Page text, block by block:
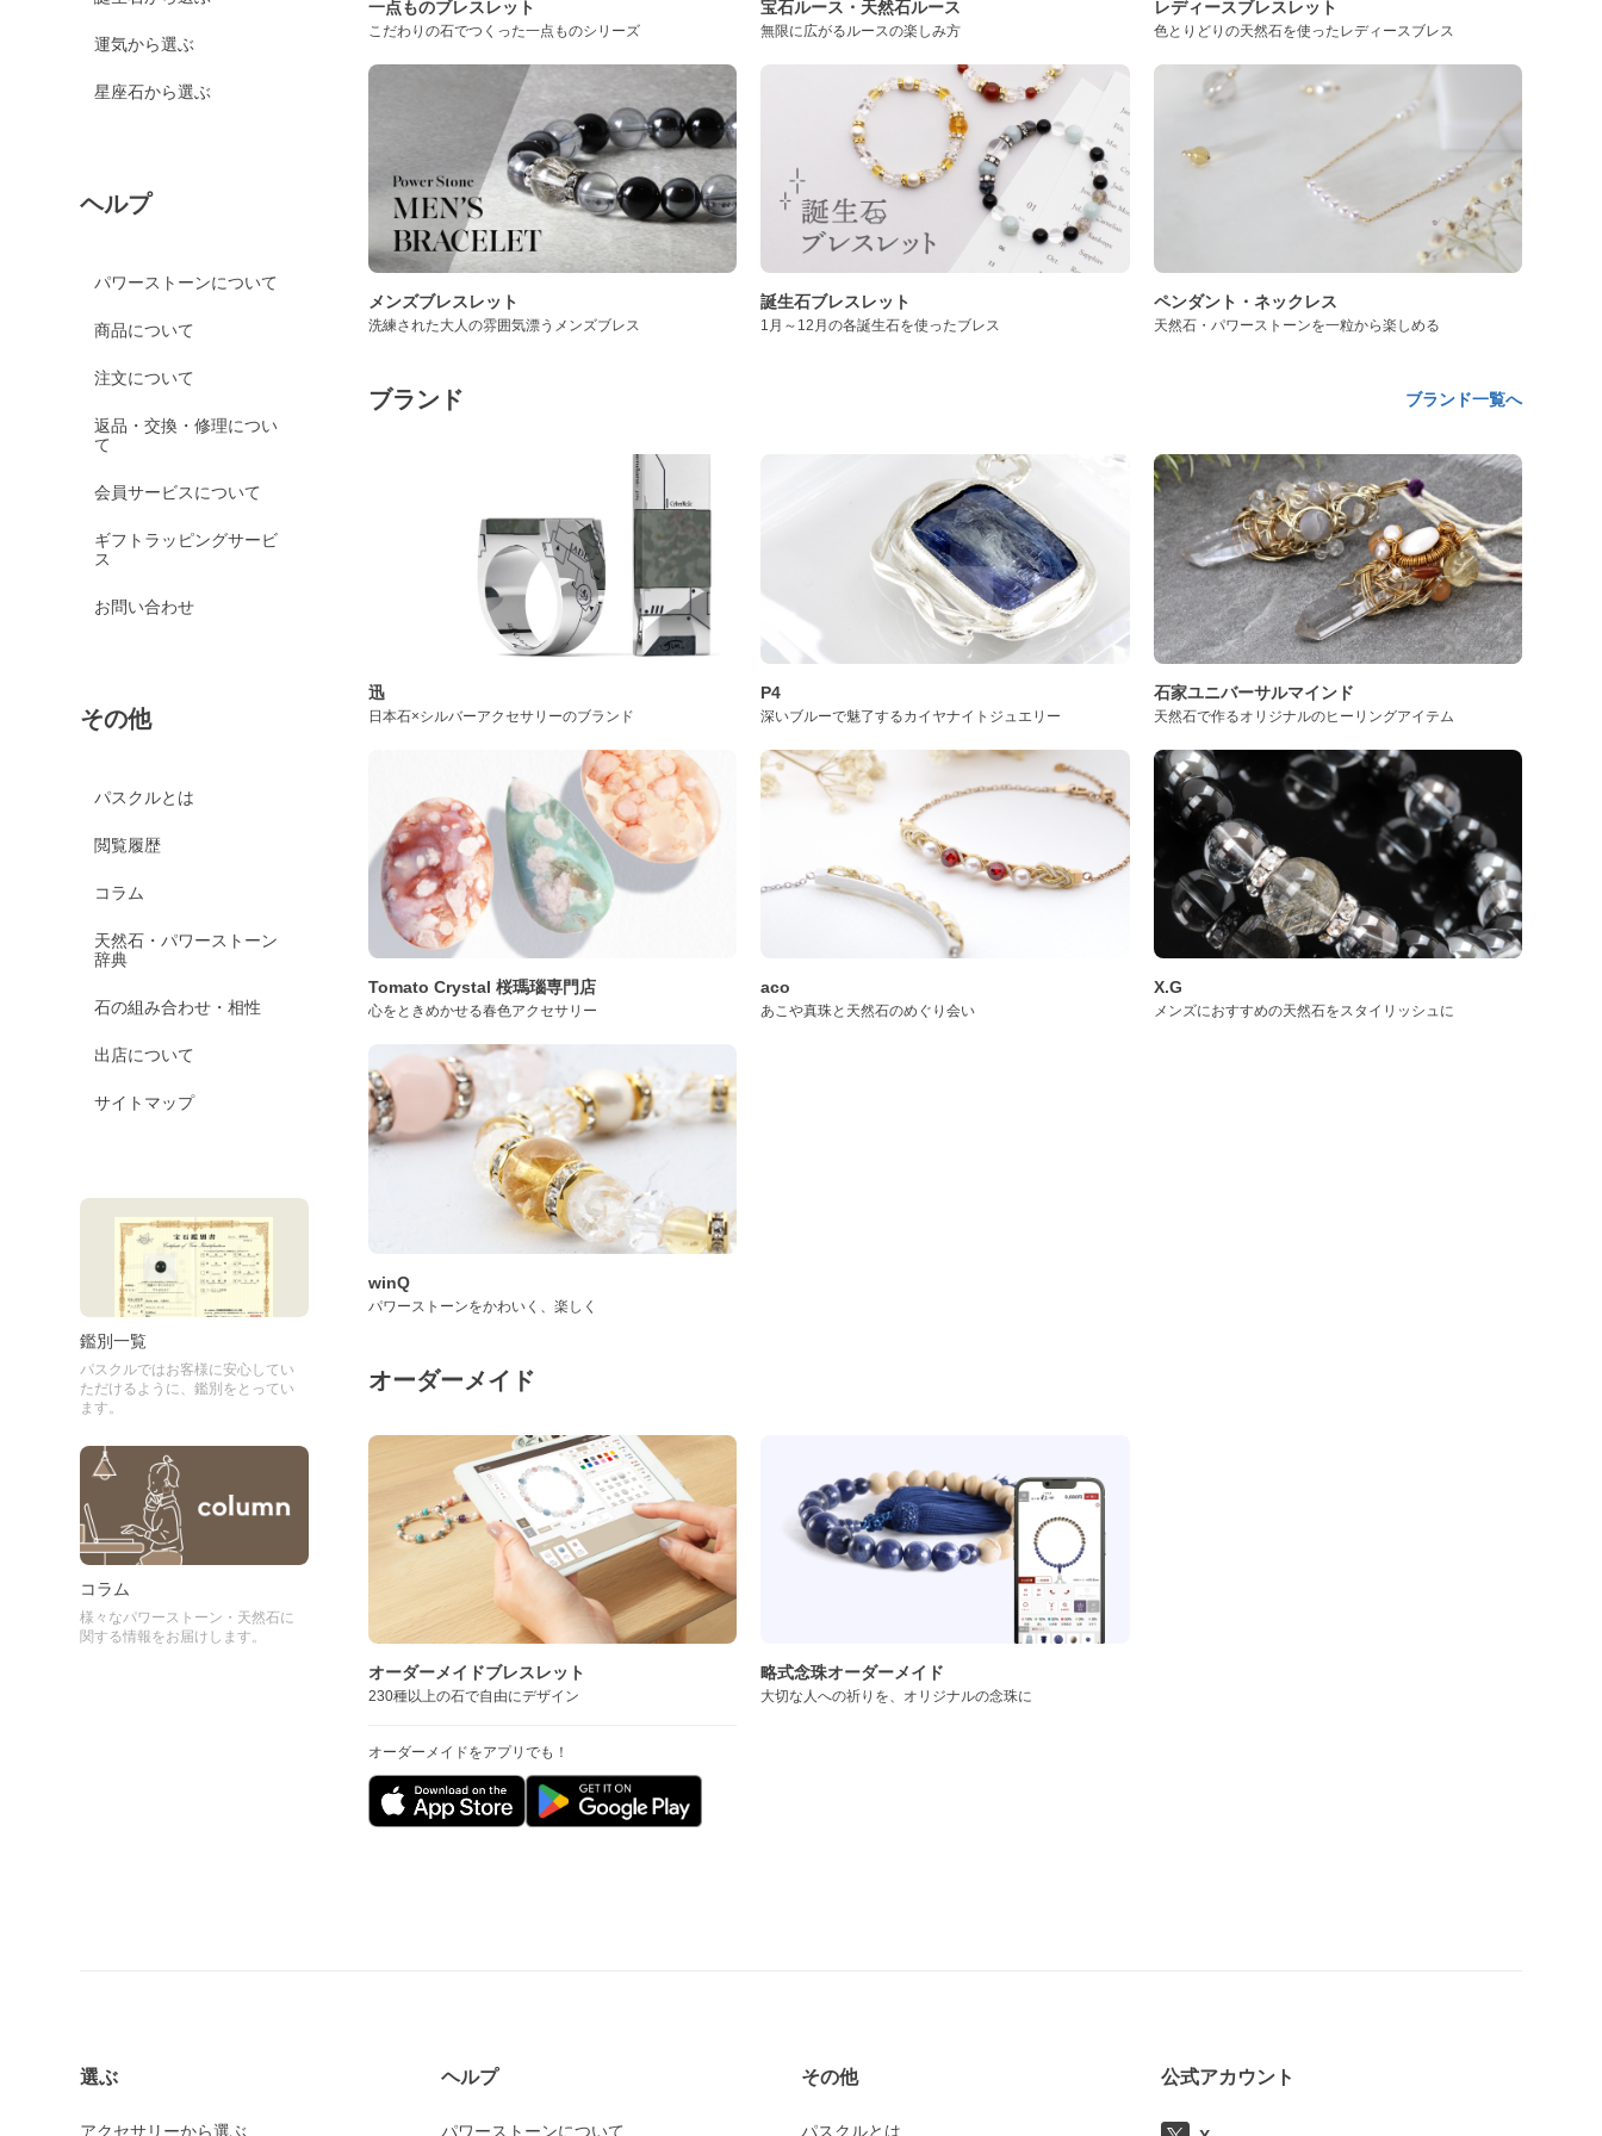
運気から選ぶ
星座石から選ぶ
ヘルプ
パワーストーンについて
商品について
注文について
返品・交換・修理につい
て
会員サービスについて
ギフトラッピングサービ
ス
お問い合わせ
その他
パスクルとは
閲覧履歴
コラム
天然石・パワーストーン
辞典
石の組み合わせ・相性
出店について
サイトマップ
鑑別一覧
パスクルではお客様に安心してい
ただけるように、鑑別をとってい
ます。
コラム
様々なパワーストーン・天然石に
関する情報をお届けします。
一点ものブレスレット
こだわりの石でつくった一点ものシリーズ
宝石ルース・天然石ルース
無限に広がるルースの楽しみ方
レディースブレスレット
色とりどりの天然石を使ったレディースブレス
メンズブレスレット
洗練された大人の雰囲気漂うメンズブレス
誕生石ブレスレット
1月～12月の各誕生石を使ったブレス
ペンダント・ネックレス
天然石・パワーストーンを一粒から楽しめる
ブランド ブランド一覧へ
迅
日本石×シルバーアクセサリーのブランド
P4
深いブルーで魅了するカイヤナイトジュエリー
石家ユニバーサルマインド
天然石で作るオリジナルのヒーリングアイテム
Tomato Crystal 桜瑪瑙専門店
心をときめかせる春色アクセサリー
aco
あこや真珠と天然石のめぐり会い
X.G
メンズにおすすめの天然石をスタイリッシュに
winQ
パワーストーンをかわいく、楽しく
オーダーメイド
オーダーメイドブレスレット
230種以上の石で自由にデザイン
オーダーメイドをアプリでも！
略式念珠オーダーメイド
大切な人への祈りを、オリジナルの念珠に
選ぶ
アクセサリーから選ぶ
ヘルプ
パワーストーンについて
その他
パスクルとは
公式アカウント